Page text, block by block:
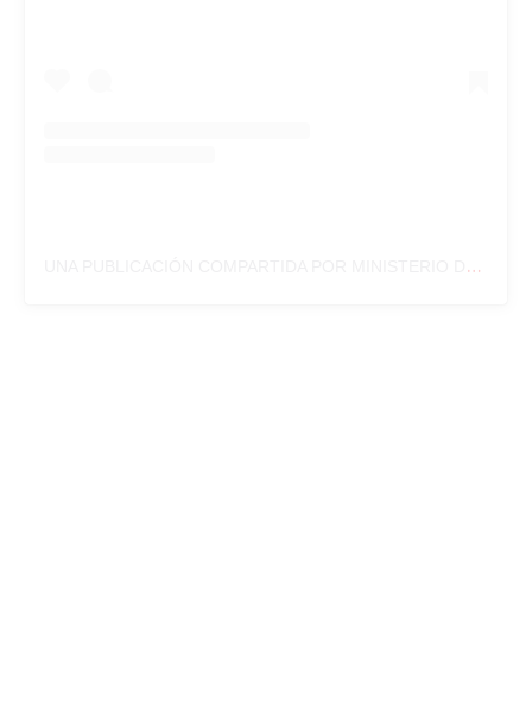
UNA PUBLICACIÓN COMPARTIDA POR MINISTERIO DE INFRAESTRUCTURA (@BAINFRAESTRUCTURA)